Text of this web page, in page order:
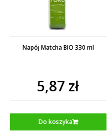
Napój Matcha BIO 330 ml
5,87 zł
Do koszyka